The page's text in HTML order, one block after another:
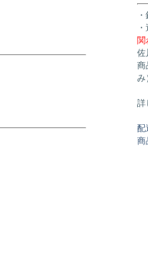
関
佐
商
み
詳
配
商